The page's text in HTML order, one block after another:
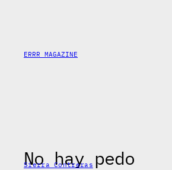
ERRR MAGAZINE
No hay pedo
Sierra Contreras